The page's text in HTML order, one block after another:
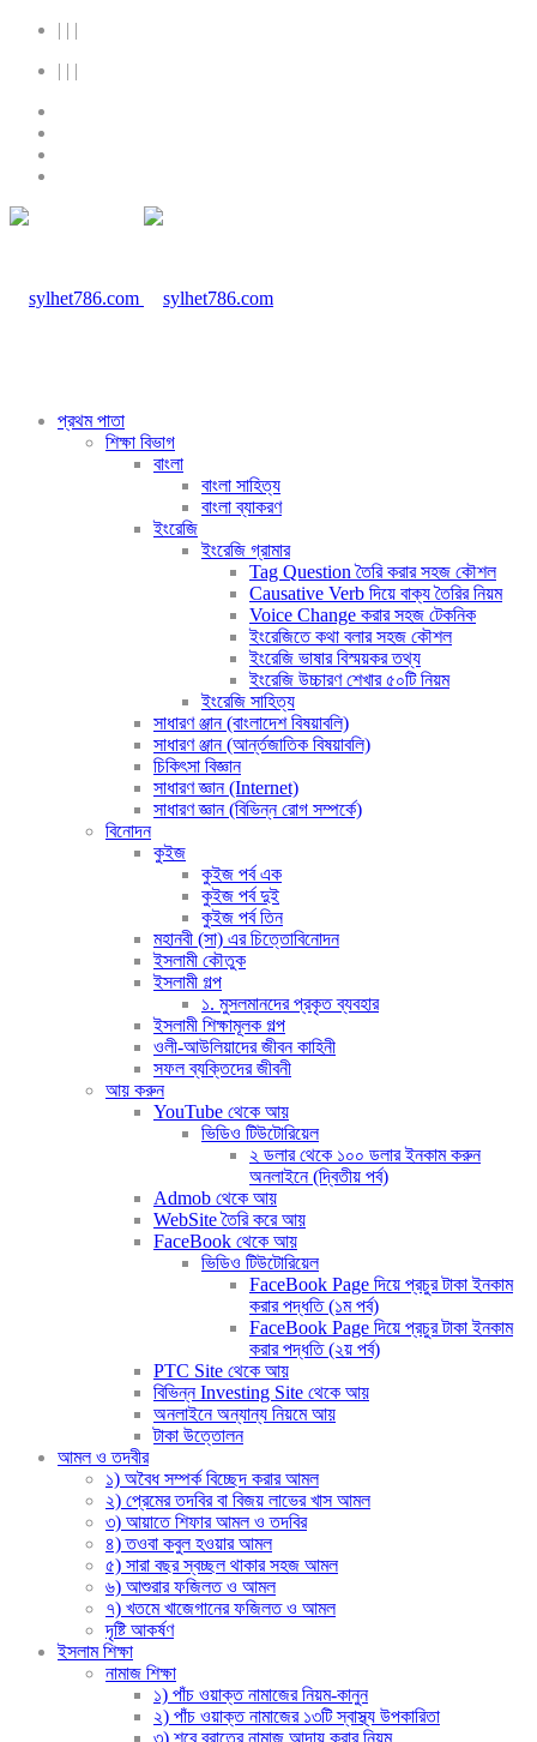
| | |
| | |
প্রথম পাতা
শিক্ষা বিভাগ
বাংলা
বাংলা সাহিত্য
বাংলা ব্যাকরণ
ইংরেজি
ইংরেজি গ্রামার
Tag Question তৈরি করার সহজ কৌশল
Causative Verb দিয়ে বাক্য তৈরির নিয়ম
Voice Change করার সহজ টেকনিক
ইংরেজিতে কথা বলার সহজ কৌশল
ইংরেজি ভাষার বিস্ময়কর তথ্য
ইংরেজি উচ্চারণ শেখার ৫০টি নিয়ম
ইংরেজি সাহিত্য
সাধারণ ঞ্জান (বাংলাদেশ বিষয়াবলি)
সাধারণ ঞ্জান (আর্ন্তজাতিক বিষয়াবলি)
চিকিৎসা বিজ্ঞান
সাধারণ জ্ঞান (Internet)
সাধারণ জ্ঞান (বিভিন্ন রোগ সম্পর্কে)
বিনোদন
কুইজ
কুইজ পর্ব এক
কুইজ পর্ব দুই
কুইজ পর্ব তিন
মহানবী (সা) এর চিত্তোবিনোদন
ইসলামী কৌতুক
ইসলামী গল্প
১. মুসলমানদের প্রকৃত ব্যবহার
ইসলামী শিক্ষামূলক গল্প
ওলী-আউলিয়াদের জীবন কাহিনী
সফল ব্যক্তিদের জীবনী
আয় করুন
YouTube থেকে আয়
ভিডিও টিউটোরিয়েল
২ ডলার থেকে ১০০ ডলার ইনকাম করুন
অনলাইনে (দ্বিতীয় পর্ব)
Admob থেকে আয়
WebSite তৈরি করে আয়
FaceBook থেকে আয়
ভিডিও টিউটোরিয়েল
FaceBook Page দিয়ে প্রচুর টাকা ইনকাম
করার পদ্ধতি (১ম পর্ব)
FaceBook Page দিয়ে প্রচুর টাকা ইনকাম
করার পদ্ধতি (২য় পর্ব)
PTC Site থেকে আয়
বিভিন্ন Investing Site থেকে আয়
অনলাইনে অন্যান্য নিয়মে আয়
টাকা উত্তোলন
আমল ও তদবীর
১) অবৈধ সম্পর্ক বিচ্ছেদ করার আমল
২) প্রেমের তদবির বা বিজয় লাভের খাস আমল
৩) আয়াতে শিফার আমল ও তদবির
৪) তওবা কবুল হওয়ার আমল
৫) সারা বছর স্বচ্ছল থাকার সহজ আমল
৬) আশুরার ফজিলত ও আমল
৭) খতমে খাজেগানের ফজিলত ও আমল
দৃষ্টি আকর্ষণ
ইসলাম শিক্ষা
নামাজ শিক্ষা
১) পাঁচ ওয়াক্ত নামাজের নিয়ম-কানুন
২) পাঁচ ওয়াক্ত নামাজের ১৩টি স্বাস্থ্য উপকারিতা
৩) শবে বরাতের নামাজ আদায় করার নিয়ম